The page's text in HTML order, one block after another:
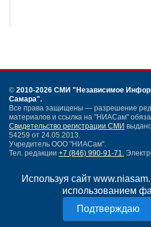
Используя сайт
использованием
© 2010-2026 СМИ "Независимое
Самара".
Все права защищены — разрешение
материалов и ссылка на "НИАСам"
Свидетельство регистрации СМИ
54259 от 24.05.2013.
Учредитель ООО "НИАСам".
Тел. редакции +7 (846) 990-91-71.
Карта сайта
Нашли ошибку?
Политика конфиденциальности
Согласие на обработку персональных